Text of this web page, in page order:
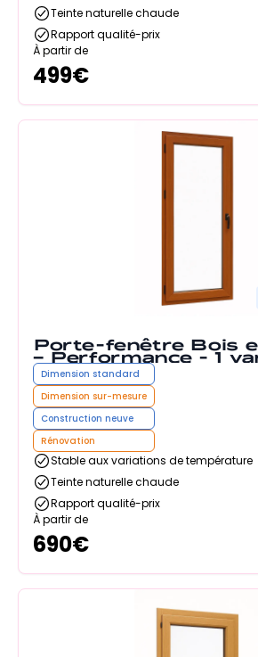
Teinte naturelle chaude
Rapport qualité-prix
À partir de
499€
Porte-fenêtre Bois
– Performance - 1
Dimension standard
Dimension sur-mesure
Construction neuve
Rénovation
Stable aux variations de température
Teinte naturelle chaude
Rapport qualité-prix
À partir de
690€